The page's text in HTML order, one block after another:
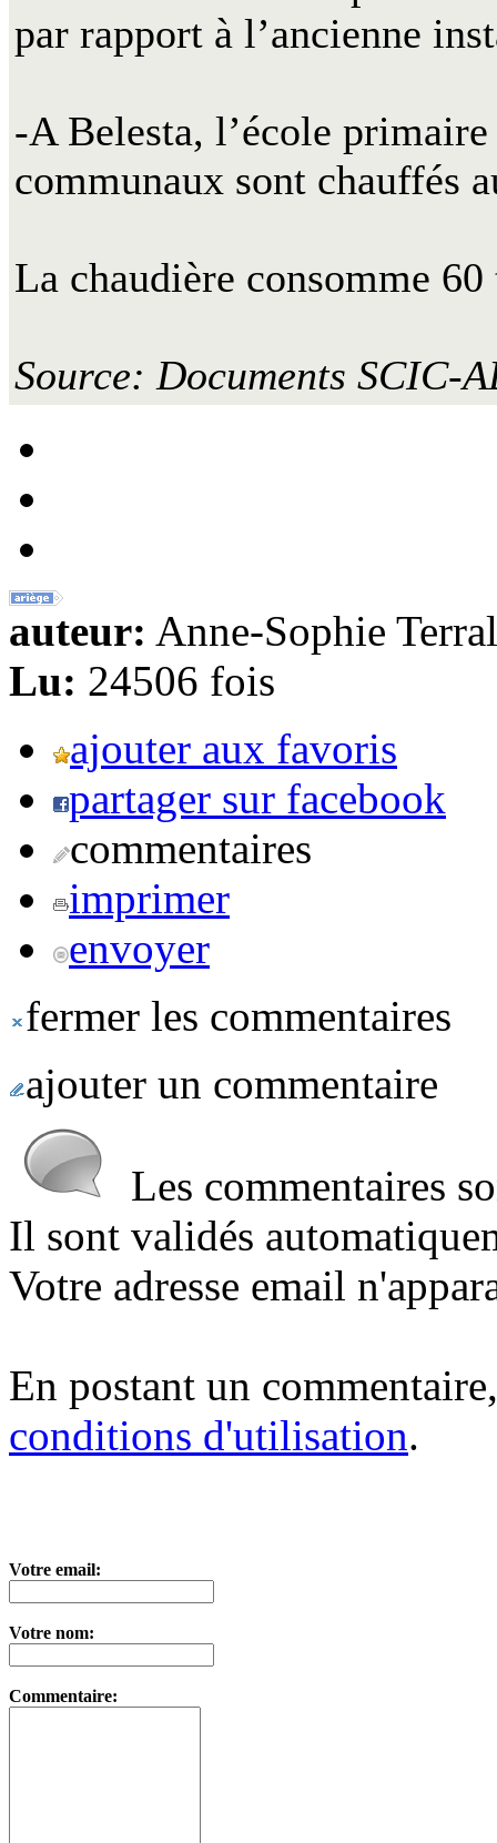
par rapport à l’ancienne
-A Belesta, l’école
communaux sont chauffés
La chaudière consomme
Source: Documents SCIC-
auteur: Anne-Sophie
Lu: 24506 fois
ajouter aux favoris
partager sur facebook
commentaires
imprimer
envoyer
fermer les commentaires
ajouter un commentaire
Les commentaires
Il sont validés
Votre adresse email
En postant un
conditions d'utilisation.
Votre email:
Votre nom:
Commentaire: